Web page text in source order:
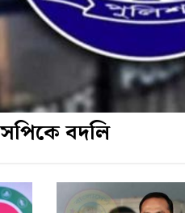
বদলি